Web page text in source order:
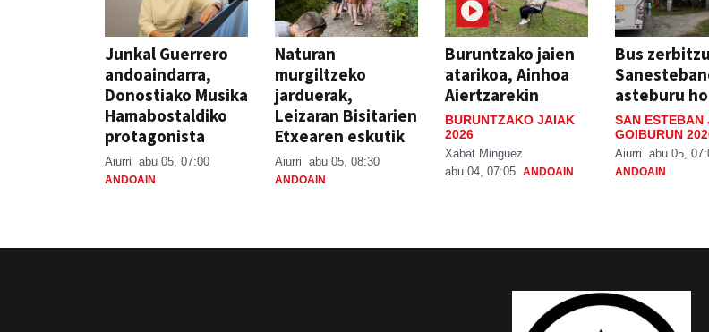
Junkal Guerrero
andoaindarra,
Donostiako Musika
Hamabostaldiko
protagonista
Aiurri abu 05, 07:00
ANDOAIN
Naturan
murgiltzeko
jarduerak,
Leizaran Bisitarien
Etxearen eskutik
Aiurri abu 05, 08:30
ANDOAIN
Buruntzako jaien
atarikoa, Ainhoa
Aiertzarekin
BURUNTZAKO JAIAK
2026
Xabat Minguez
abu 04, 07:05 ANDOAIN
Bus
asteburu
SAN ESTEBAN
GOIBURUN
Aiurri abu 05,
ANDOAIN